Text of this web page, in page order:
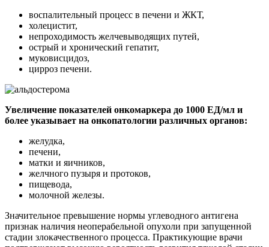
воспалительный процесс в печени и ЖКТ,
холецистит,
непроходимость желчевыводящих путей,
острый и хронический гепатит,
муковисцидоз,
цирроз печени.
Увеличение показателей онкомаркера до 1000 ЕД/мл и
более указывает на онкопатологии различных органов:
желудка,
печени,
матки и яичников,
желчного пузыря и протоков,
пищевода,
молочной железы.
Значительное превышение нормы углеводного антигена
признак наличия неоперабельной опухоли при запущенной
стадии злокачественного процесса. Практикующие врачи